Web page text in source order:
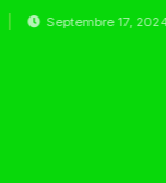
17, 2024